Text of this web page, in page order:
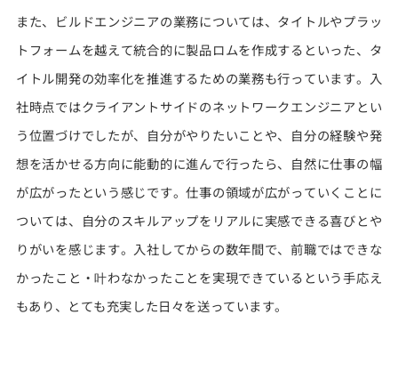
また、ビルドエンジニアの業務については、タイトルやプラッ
トフォームを越えて統合的に製品ロムを作成するといった、タ
イトル開発の効率化を推進するための業務も行っています。入
社時点ではクライアントサイドのネットワークエンジニアとい
う位置づけでしたが、自分がやりたいことや、自分の経験や発
想を活かせる方向に能動的に進んで行ったら、自然に仕事の幅
が広がったという感じです。仕事の領域が広がっていくことに
ついては、自分のスキルアップをリアルに実感できる喜びとや
りがいを感じます。入社してからの数年間で、前職ではできな
かったこと・叶わなかったことを実現できているという手応え
もあり、とても充実した日々を送っています。